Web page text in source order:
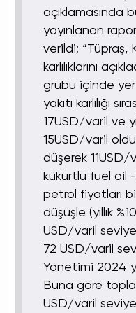
açıklamasında
yayınlanan
verildi; “Tüpraş,
karlılıklarını
grubu içinde
yakıtı karlılığı
17USD/varil ve
15USD/varil oldu.
düşerek 11USD/
kükürtlü fuel oil
petrol fiyatları
düşüşle (yıllık
USD/varil
72 USD/varil
Yönetimi 2024
Buna göre
USD/varil